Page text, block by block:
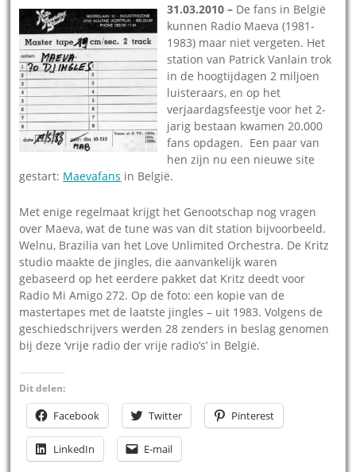
31.03.2010 – De fans in België
kunnen Radio Maeva (1981-
1983) maar niet vergeten. Het
station van Patrick Vanlain trok
in de hoogtijdagen 2 miljoen
luisteraars, en op het
verjaardagsfeestje voor het 2-
jarig bestaan kwamen 20.000
fans opdagen. Een paar van
hen zijn nu een nieuwe site
gestart: Maevafans in België.
Met enige regelmaat krijgt het Genootschap nog vragen
over Maeva, wat de tune was van dit station bijvoorbeeld.
Welnu, Brazilia van het Love Unlimited Orchestra. De Kritz
studio maakte de jingles, die aanvankelijk waren
gebaseerd op het eerdere pakket dat Kritz deedt voor
Radio Mi Amigo 272. Op de foto: een kopie van de
mastertapes met de laatste jingles – uit 1983. Volgens de
geschiedschrijvers werden 28 zenders in beslag genomen
bij deze ‘vrije radio der vrije radio’s’ in België.
Dit delen:
Facebook Twitter Pinterest
LinkedIn E-mail